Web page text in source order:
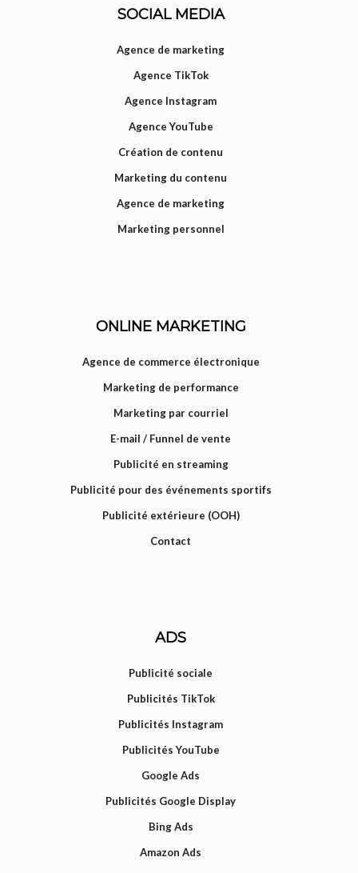
SOCIAL MEDIA
Agence de marketing
Agence TikTok
Agence Instagram
Agence YouTube
Création de contenu
Marketing du contenu
Agence de marketing
Marketing personnel
ONLINE MARKETING
Agence de commerce électronique
Marketing de performance
Marketing par courriel
E-mail / Funnel de vente
Publicité en streaming
Publicité pour des événements sportifs
Publicité extérieure (OOH)
Contact
ADS
Publicité sociale
Publicités TikTok
Publicités Instagram
Publicités YouTube
Google Ads
Publicités Google Display
Bing Ads
Amazon Ads